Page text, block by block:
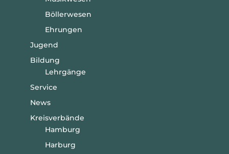
Böllerwesen
Ehrungen
Jugend
Bildung
Lehrgänge
Service
News
Kreisverbände
Hamburg
Harburg